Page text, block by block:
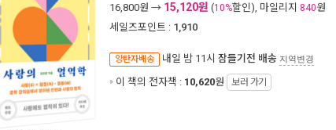
16,800원 → 15,120원 (10%할인), 마일리지 840원
세일즈포인트 : 1,910
양탄자배송 내일 밤 11시 잠들기전 배송 지역변경
이 책의 전자책 : 10,620원 보러 가기